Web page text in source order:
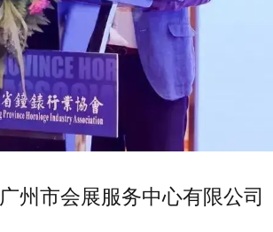
广州市会展服务中心有限公司